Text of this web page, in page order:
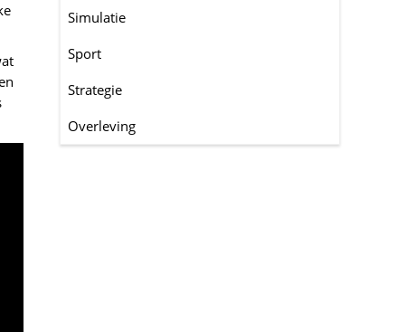
Simulatie
Sport
Strategie
Overleving